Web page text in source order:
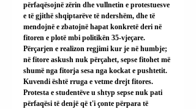
përfaqësojnë zërin dhe vullnetin e protestuesve
e të gjithë shqiptarëve të ndershëm, dhe të
mendojnë e zbatojnë hapat konkretë deri në
fitoren e plotë mbi politikën 35-vjeçare.
Përçarjen e realizon regjimi kur je në humbje;
në fitore askush nuk përçahet, sepse fitohet më
shumë nga fitorja sesa nga kockat e pushtetit.
Kuvendi është rruga e vetme drejt fitores.
Protesta e studentëve u shtyp sepse nuk pati
përfaqësi të denjë që t'i çonte përpara të